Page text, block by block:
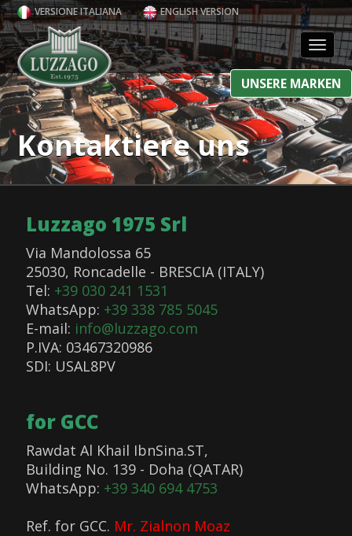
VERSIONE ITALIANA ENGLISH VERSION
UNSERE MARKEN
Kontaktiere uns
Luzzago 1975 Srl
Via Mandolossa 65
25030, Roncadelle - BRESCIA (ITALY)
Tel: +39 030 241 1531
WhatsApp: +39 338 785 5045
E-mail: info@luzzago.com
P.IVA: 03467320986
SDI: USAL8PV
for GCC
Rawdat Al Khail IbnSina.ST,
Building No. 139 - Doha (QATAR)
WhatsApp: +39 340 694 4753
Ref. for GCC. Mr. Zialnon Moaz